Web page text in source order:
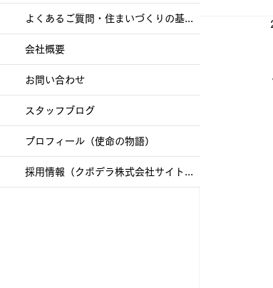
よくあるご質問・住まいづくりの基礎知識
会社概要
お問い合わせ
スタッフブログ
プロフィール（使命の物語）
採用情報（クボデラ株式会社サイトへ）